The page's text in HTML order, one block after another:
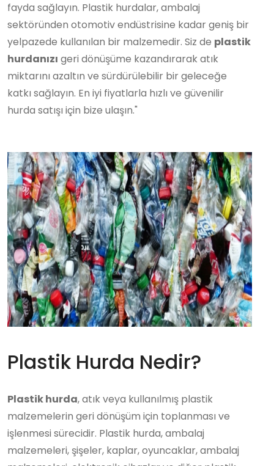
fayda sağlayın. Plastik hurdalar, ambalaj
sektöründen otomotiv endüstrisine kadar geniş bir
yelpazede kullanılan bir malzemedir. Siz de plastik
hurdanızı geri dönüşüme kazandırarak atık
miktarını azaltın ve sürdürülebilir bir geleceğe
katkı sağlayın. En iyi fiyatlarla hızlı ve güvenilir
hurda satışı için bize ulaşın."
Plastik Hurda Nedir?
Plastik hurda, atık veya kullanılmış plastik
malzemelerin geri dönüşüm için toplanması ve
işlenmesi sürecidir. Plastik hurda, ambalaj
malzemeleri, şişeler, kaplar, oyuncaklar, ambalaj